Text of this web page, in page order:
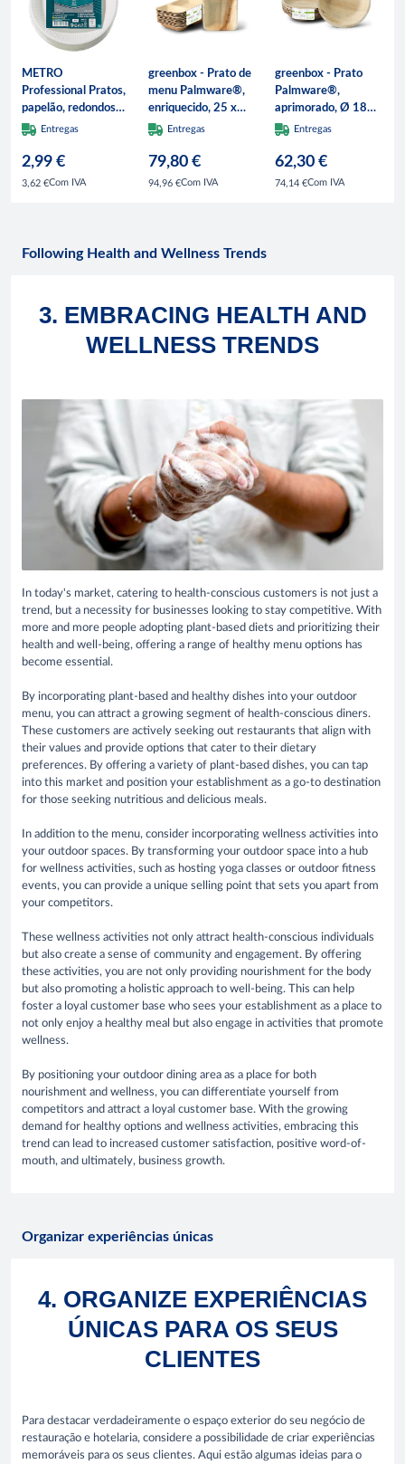
METRO
Professional Pratos,
papelão, redondos,
Ø 18 cm, branco,
Entregas
2,99 €
3,62 €Com IVA
greenbox - Prato de
menu Palmware®,
enriquecido, 25 x
15 cm, 2
retangular, 200 un..
Entregas
79,80 €
94,96 €Com IVA
greenbox - Prato
Palmware®,
aprimorado, Ø 18
cm, fundo, redondo,
Entregas
62,30 €
74,14 €Com IVA
Following Health and Wellness Trends
3. EMBRACING HEALTH AND
WELLNESS TRENDS
In today's market, catering to health-conscious customers is not just a
trend, but a necessity for businesses looking to stay competitive. With
more and more people adopting plant-based diets and prioritizing their
health and well-being, offering a range of healthy menu options has
become essential.
By incorporating plant-based and healthy dishes into your outdoor
menu, you can attract a growing segment of health-conscious diners.
These customers are actively seeking out restaurants that align with
their values and provide options that cater to their dietary
preferences. By offering a variety of plant-based dishes, you can tap
into this market and position your establishment as a go-to destination
for those seeking nutritious and delicious meals.
In addition to the menu, consider incorporating wellness activities into
your outdoor spaces. By transforming your outdoor space into a hub
for wellness activities, such as hosting yoga classes or outdoor fitness
events, you can provide a unique selling point that sets you apart from
your competitors.
These wellness activities not only attract health-conscious individuals
but also create a sense of community and engagement. By offering
these activities, you are not only providing nourishment for the body
but also promoting a holistic approach to well-being. This can help
foster a loyal customer base who sees your establishment as a place to
not only enjoy a healthy meal but also engage in activities that promote
wellness.
By positioning your outdoor dining area as a place for both
nourishment and wellness, you can differentiate yourself from
competitors and attract a loyal customer base. With the growing
demand for healthy options and wellness activities, embracing this
trend can lead to increased customer satisfaction, positive word-of-
mouth, and ultimately, business growth.
Organizar experiências únicas
4. ORGANIZE EXPERIÊNCIAS
ÚNICAS PARA OS SEUS
CLIENTES
Para destacar verdadeiramente o espaço exterior do seu negócio de
restauração e hotelaria, considere a possibilidade de criar experiências
memoráveis para os seus clientes. Aqui estão algumas ideias para o